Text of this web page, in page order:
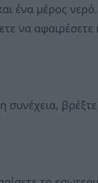
ένα μέρος νερό.
να αφαιρέσετε
συνέχεια, βρέξτε